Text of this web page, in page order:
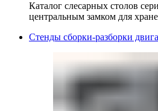
Каталог слесарных столов
центральным замком для
Стенды сборки-разборки